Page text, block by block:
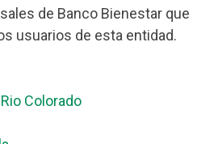
de Banco Bienestar que
usuarios de esta entidad.
Colorado